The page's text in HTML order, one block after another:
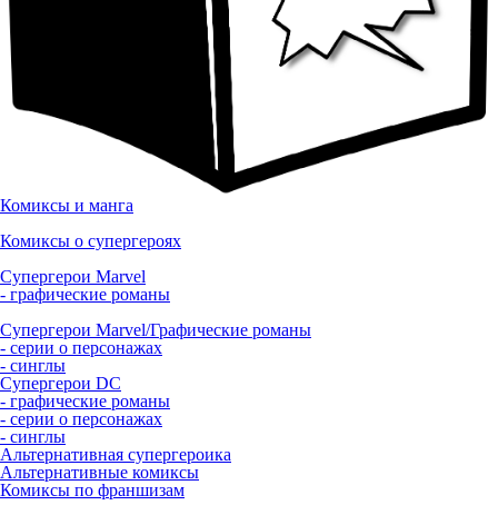
Комиксы и манга
Комиксы о супергероях
Супергерои Marvel
- графические романы
Супергерои Marvel/Графические романы
- серии о персонажах
- синглы
Супергерои DC
- графические романы
- серии о персонажах
- синглы
Альтернативная супергероика
Альтернативные комиксы
Комиксы по франшизам